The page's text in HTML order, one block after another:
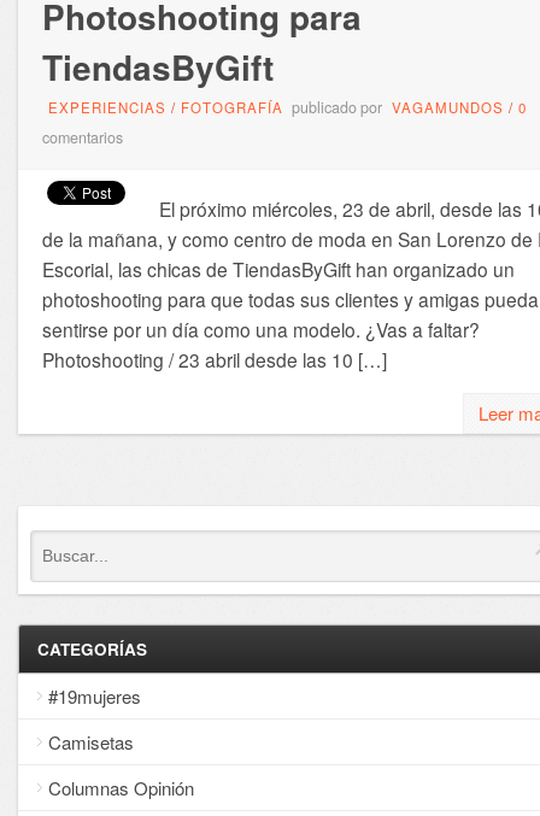
Photoshooting para
TiendasByGift
EXPERIENCIAS / FOTOGRAFÍA publicado por VAGAMUNDOS / 0
comentarios
El próximo miércoles, 23 de abril, desde las
de la mañana, y como centro de moda en San Lorenzo de
Escorial, las chicas de TiendasByGift han organizado un
photoshooting para que todas sus clientes y amigas
sentirse por un día como una modelo. ¿Vas a faltar?
Photoshooting / 23 abril desde las 10 […]
Leer
CATEGORÍAS
#19mujeres
Camisetas
Columnas Opinión